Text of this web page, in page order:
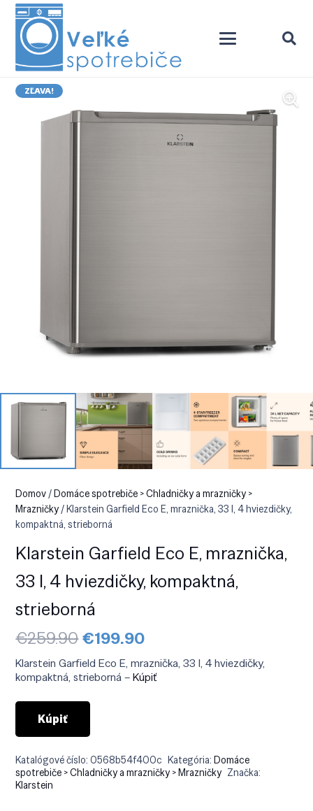
ZĽAVA!
Domov/Domáce spotrebiče > Chladničky a mrazničky >
Mrazničky/ Klarstein Garfield Eco E, mraznička, 33 l, 4 hviezdičky,
kompaktná, strieborná
Klarstein Garfield Eco E, mraznička,
33 l, 4 hviezdičky, kompaktná,
strieborná
€259.90Pôvodná
cena
bola:
€259.90.
€199.90Aktuálna
je:
€199.90.
Klarstein Garfield Eco E, mraznička, 33 l, 4 hviezdičky,
kompaktná, strieborná –Kúpiť
Kúpiť
Katalógové číslo:0568b54f400c Kategória:Domáce
spotrebiče > Chladničky a mrazničky > Mrazničky Značka:
Klarstein